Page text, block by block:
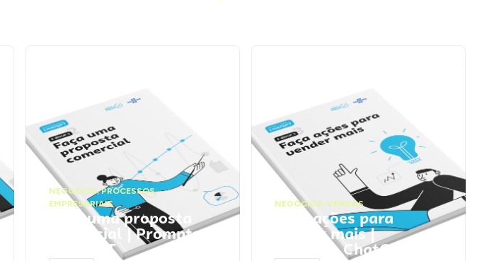
NEGÓCIOS,PROCESSOS
EMPRESARIAIS
Faça uma proposta
comercial | Prompts
ChatGPT
NEGÓCIOS, VENDAS
Faça ações para
vender mais |
Prompts ChatGPT